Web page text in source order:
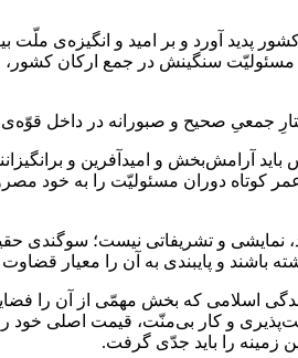
آورد و بر امید و انگیزه‌ی ملّت
مسئولیّت سنگینش در جمع ارکان
جمعیِ صحیح و صبورانه در داخل
باید آرامش‌بخش و امیدآفرین و
دوران مسئولیّت را به خود
نمایشی و تشریفاتی نیست؛ سوگندی
باشند و پایبندی به آن را معیار
اسلامی که بخش مهمّی از آن را
و کار بی‌منّت، قیمت اصلی خود
زمینه را باید جدّی گرفت.